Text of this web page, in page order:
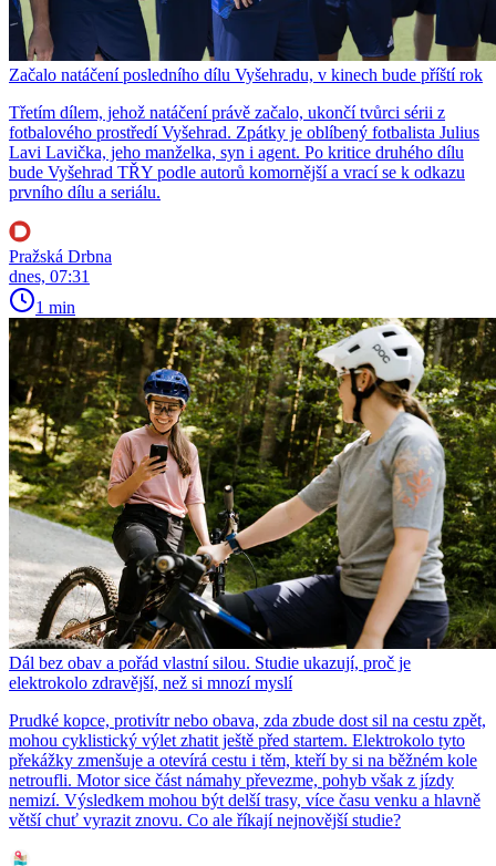
Začalo natáčení posledního dílu Vyšehradu, v kinech bude příští rok
Třetím dílem, jehož natáčení právě začalo, ukončí tvůrci sérii z
fotbalového prostředí Vyšehrad. Zpátky je oblíbený fotbalista Julius
Lavi Lavička, jeho manželka, syn i agent. Po kritice druhého dílu
bude Vyšehrad TŘY podle autorů komornější a vrací se k odkazu
prvního dílu a seriálu.
Pražská Drbna
dnes, 07:31
1 min
Dál bez obav a pořád vlastní silou. Studie ukazují, proč je
elektrokolo zdravější, než si mnozí myslí
Prudké kopce, protivítr nebo obava, zda zbude dost sil na cestu zpět,
mohou cyklistický výlet zhatit ještě před startem. Elektrokolo tyto
překážky zmenšuje a otevírá cestu i těm, kteří by si na běžném kole
netroufli. Motor sice část námahy převezme, pohyb však z jízdy
nemizí. Výsledkem mohou být delší trasy, více času venku a hlavně
větší chuť vyrazit znovu. Co ale říkají nejnovější studie?